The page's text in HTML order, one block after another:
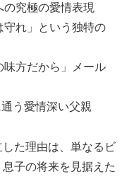
究極の愛情表現
守れ」という独特の
味方だから」メール
う愛情深い父親
た理由は、単なるビ
子の将来を見据えた